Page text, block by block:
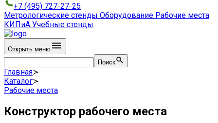
+7 (495) 727-27-25
Метрологические стенды Оборудование Рабочие места
КИПиА Учебные стенды
Открыть меню
Поиск
Главная≻
Каталог≻
Рабочие места
Конструктор рабочего места